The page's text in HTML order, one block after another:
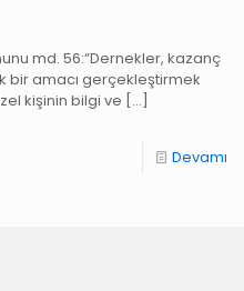
md. 56:“Dernekler, kazanç
bir amacı gerçekleştirmek
kişinin bilgi ve […]
Devamı